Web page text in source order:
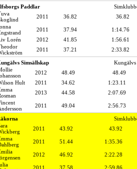
Paddlar
2011 36.82
36.82
2011 37.94
1:14.76
Lorén
2012 41.85
1:56.61
2011 37.21 2:33.82
Simsällskap
Kungälvs
2012 48.49
48.49
Hult
2011 34.62
1:23.11
2013 44.58
2:07.69
2011 49.04 2:56.73
2011 43.92
43.92
2011 51.44
1:35.36
2012 46.92
2:22.28
2011 37.58 2:59.86